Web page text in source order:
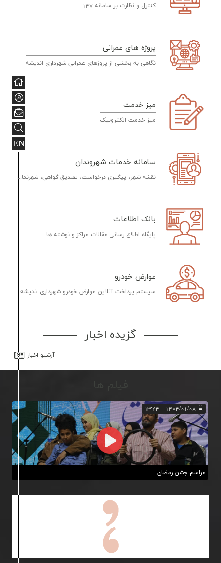
EN
کنترل و نظارت بر سامانه 137
پروژه های عمرانی
نگاهی به بخشی از پروژهای عمرانی شهرداری اندیشه
میز خدمت
میز خدمت الکترونیک
سامانه خدمات شهروندان
نقشه شهر، پیگیری درخواست، تصدیق گواهی، شهرنما...
بانک اطلاعات
پایگاه اطلاع رسانی مقالات مراکز و نوشته ها
عوارض خودرو
سیستم پرداخت آنلاین عوارض خودرو شهرداری اندیشه
گزیده اخبار
آرشيو اخبار
1403/01/08 - 13:43
مراسم جشن رمضان
رمضان به میزبانی شهر اندیشه